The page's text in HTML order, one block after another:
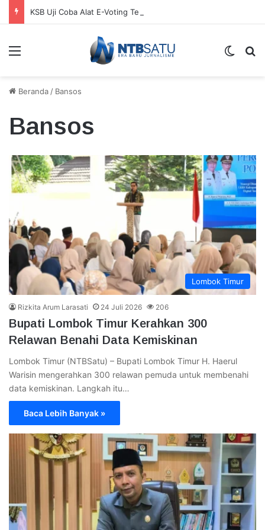
Menu
Beranda / Bansos
Bansos
Lombok Timur
Rizkita Arum Larasati 24 Juli 2026 206
Bupati Lombok Timur Kerahkan 300
Relawan Benahi Data Kemiskinan
Lombok Timur (NTBSatu) – Bupati Lombok Timur H. Haerul
Warisin mengerahkan 300 relawan pemuda untuk membenahi
data kemiskinan. Langkah itu…
Baca Lebih Banyak »